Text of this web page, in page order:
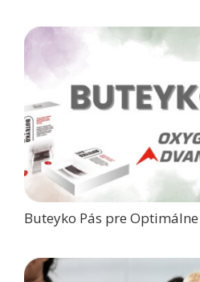
Buteyko Pás pre